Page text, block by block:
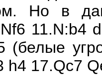
Но в
11.N:b4
(белые
h4 17.Qc7